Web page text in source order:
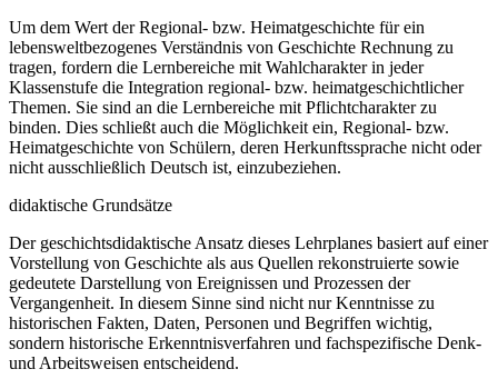
Um dem Wert der Regional- bzw. Heimatgeschichte für ein
lebensweltbezogenes Verständnis von Geschichte Rechnung zu
tragen, fordern die Lernbereiche mit Wahlcharakter in jeder
Klassenstufe die Integration regional- bzw. heimatgeschichtlicher
Themen. Sie sind an die Lernbereiche mit Pflichtcharakter zu
binden. Dies schließt auch die Möglichkeit ein, Regional- bzw.
Heimatgeschichte von Schülern, deren Herkunftssprache nicht oder
nicht ausschließlich Deutsch ist, einzubeziehen.
didaktische Grundsätze
Der geschichtsdidaktische Ansatz dieses Lehrplanes basiert auf einer
Vorstellung von Geschichte als aus Quellen rekonstruierte sowie
gedeutete Darstellung von Ereignissen und Prozessen der
Vergangenheit. In diesem Sinne sind nicht nur Kenntnisse zu
historischen Fakten, Daten, Personen und Begriffen wichtig,
sondern historische Erkenntnisverfahren und fachspezifische Denk-
und Arbeitsweisen entscheidend.